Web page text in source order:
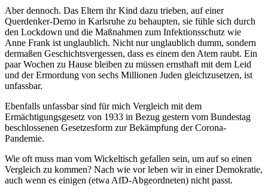
Aber dennoch. Das Eltern ihr Kind dazu trieben, auf einer
Querdenker-Demo in Karlsruhe zu behaupten, sie fühle sich durch
den Lockdown und die Maßnahmen zum Infektionsschutz wie
Anne Frank ist unglaublich. Nicht nur unglaublich dumm, sondern
dermaßen Geschichtsvergessen, dass es einem den Atem raubt. Ein
paar Wochen zu Hause bleiben zu müssen ernsthaft mit dem Leid
und der Ermordung von sechs Millionen Juden gleichzusetzen, ist
unfassbar.
Ebenfalls unfassbar sind für mich Vergleich mit dem
Ermächtigungsgesetz von 1933 in Bezug gestern vom Bundestag
beschlossenen Gesetzesform zur Bekämpfung der Corona-
Pandemie.
Wie oft muss man vom Wickeltisch gefallen sein, um auf so einen
Vergleich zu kommen? Nach wie vor leben wir in einer Demokratie,
auch wenn es einigen (etwa AfD-Abgeordneten) nicht passt.